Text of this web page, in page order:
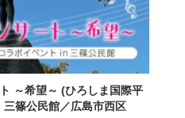
～希望～ (ひろしま国際平
篠公民館／広島市西区